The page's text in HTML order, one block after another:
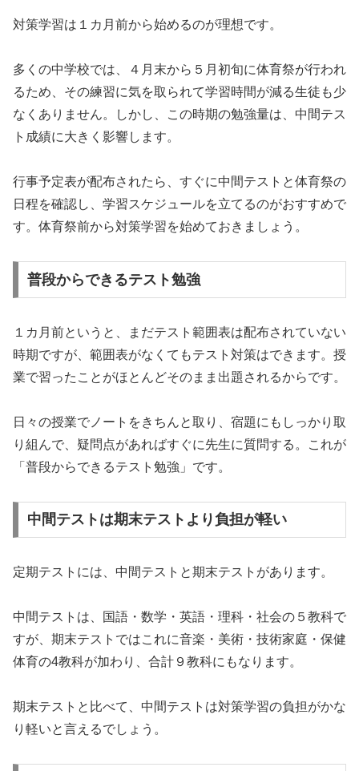
対策学習は１カ月前から始めるのが理想です。
多くの中学校では、４月末から５月初旬に体育祭が行われ
るため、その練習に気を取られて学習時間が減る生徒も少
なくありません。しかし、この時期の勉強量は、中間テス
ト成績に大きく影響します。
行事予定表が配布されたら、すぐに中間テストと体育祭の
日程を確認し、学習スケジュールを立てるのがおすすめで
す。体育祭前から対策学習を始めておきましょう。
普段からできるテスト勉強
１カ月前というと、まだテスト範囲表は配布されていない
時期ですが、範囲表がなくてもテスト対策はできます。授
業で習ったことがほとんどそのまま出題されるからです。
日々の授業でノートをきちんと取り、宿題にもしっかり取
り組んで、疑問点があればすぐに先生に質問する。これが
「普段からできるテスト勉強」です。
中間テストは期末テストより負担が軽い
定期テストには、中間テストと期末テストがあります。
中間テストは、国語・数学・英語・理科・社会の５教科で
すが、期末テストではこれに音楽・美術・技術家庭・保健
体育の4教科が加わり、合計９教科にもなります。
期末テストと比べて、中間テストは対策学習の負担がかな
り軽いと言えるでしょう。